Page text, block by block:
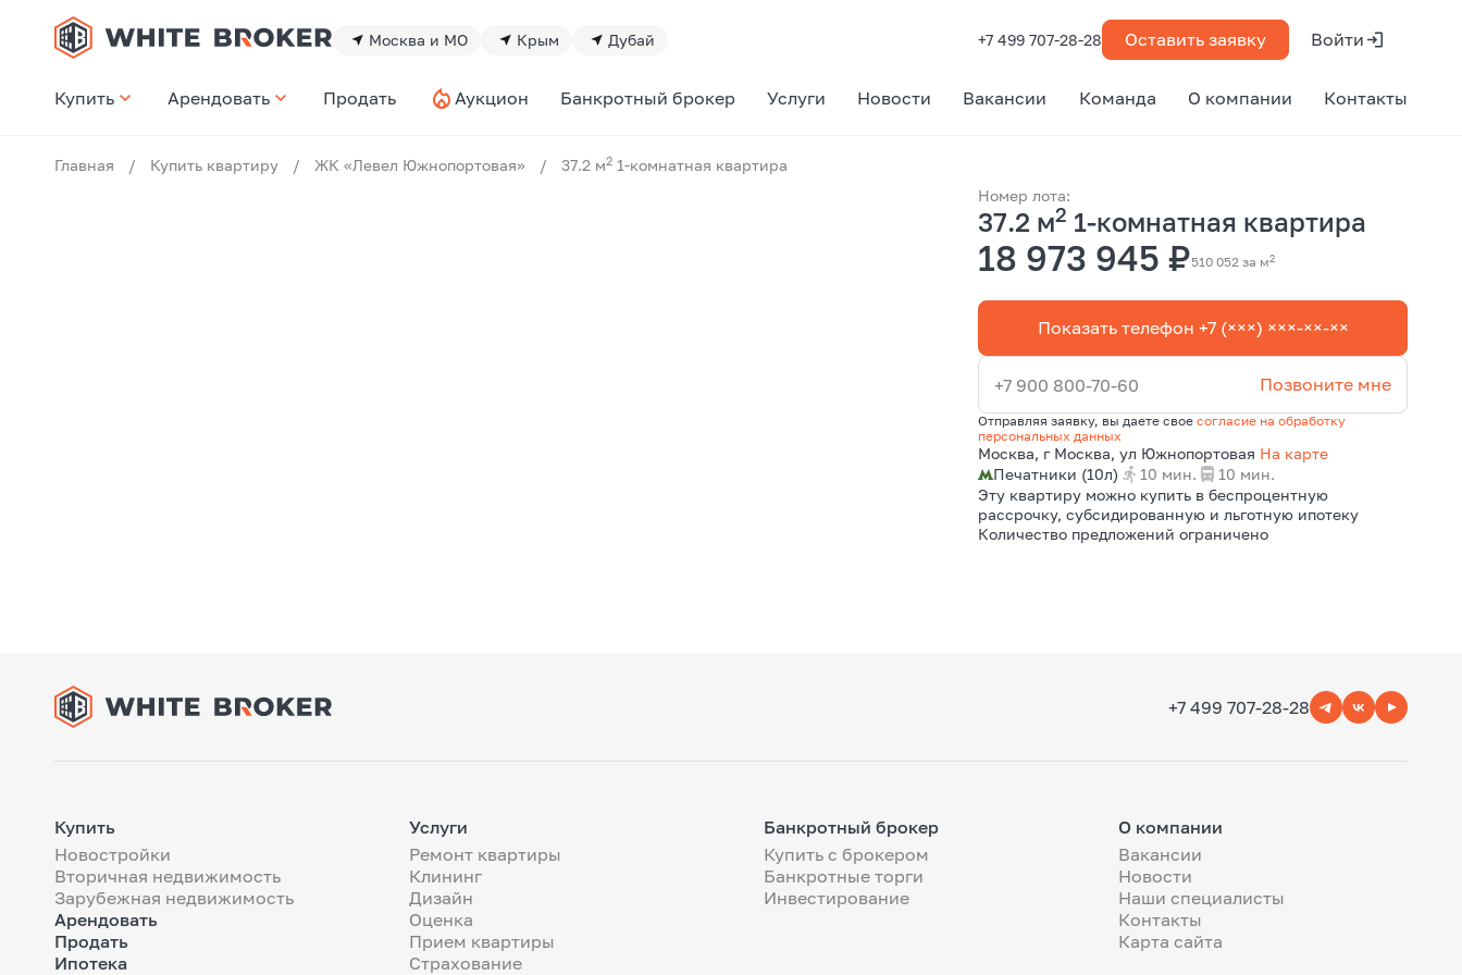
Москва и МО Крым Дубай +7 499 707-28-28 Оставить заявку Войти
Купить Арендовать Продать Аукцион Банкротный брокер Услуги Новости Вакансии Команда О компании Контакты
Главная / Купить квартиру / ЖК «Левел Южнопортовая» / 37.2 м2 1-комнатная квартира
Номер лота:
37.2 м2 1-комнатная квартира
18 973 945 ₽510 052 за м2
Показать телефон +7 (×××) ×××-××-××
+7 900 800-70-60 Позвоните мне
Отправляя заявку, вы даете своесогласие на обработку
персональных данных
Москва, г Москва, ул Южнопортовая На карте
Печатники (10л)
10 мин.
10 мин.
Эту квартиру можно купить в беспроцентную
рассрочку, субсидированную и льготную ипотеку
Количество предложений ограничено
+7 499 707-28-28
Купить
Новостройки
Вторичная недвижимость
Зарубежная недвижимость
Арендовать
Продать
Ипотека
Услуги
Ремонт квартиры
Клининг
Дизайн
Оценка
Прием квартиры
Страхование
Банкротный брокер
Купить с брокером
Банкротные торги
Инвестирование
О компании
Вакансии
Новости
Наши специалисты
Контакты
Карта сайта